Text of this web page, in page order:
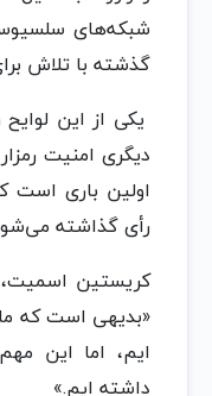
شبکه‌های
گذشته با تلاش
یکی از این
دیگری امنیت
اولین باری است
رأی گذاشته
کریستین
«بدیهی است که
ایم، اما این
داشته ایم.»